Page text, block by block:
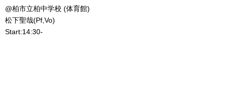
@柏市立柏中学校 (体育館)
松下聖哉(Pf,Vo)
Start:14:30-